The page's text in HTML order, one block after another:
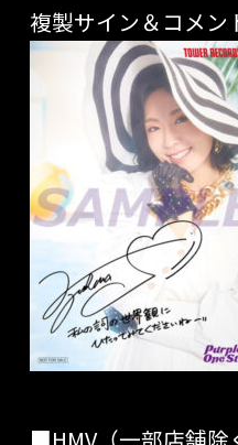
複製サイン＆コメン
■HMV（一部店舗除